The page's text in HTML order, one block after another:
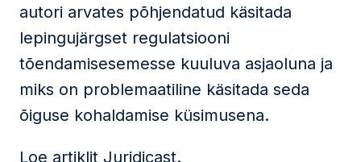
autori arvates põhjendatud käsitada
lepingujärgset regulatsiooni
tõendamisesemesse kuuluva asjaoluna ja
miks on problemaatiline käsitada seda
õiguse kohaldamise küsimusena.
Loe artiklit Juridicast.